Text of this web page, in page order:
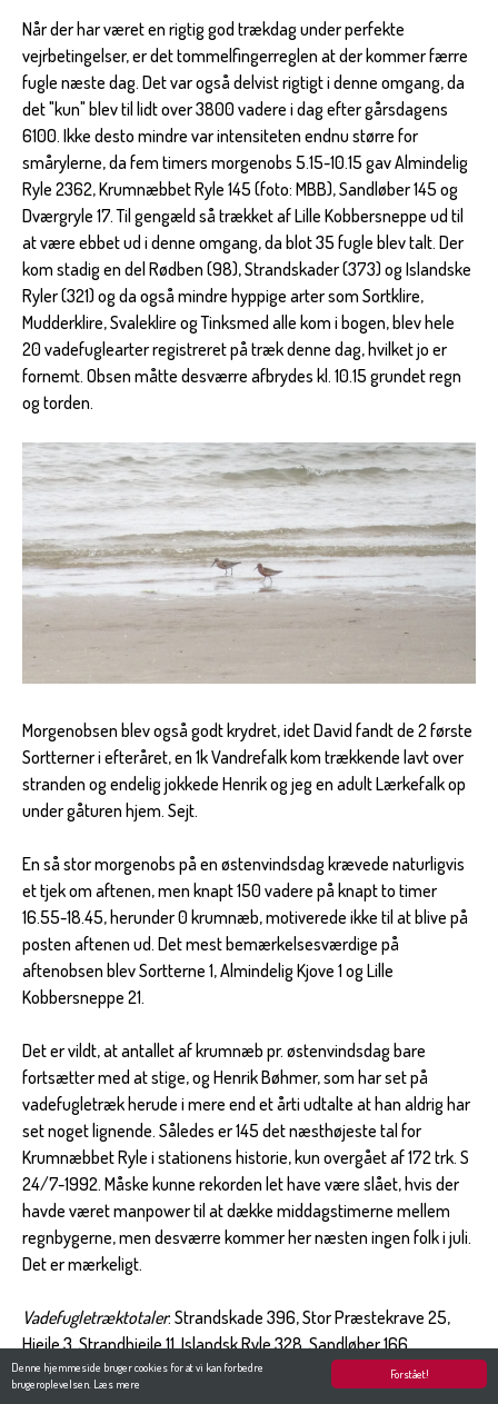
Forstået!
Denne hjemmeside bruger cookies for at vi kan forbedre
brugeroplevelsen. Læs mere
Når der har været en rigtig god trækdag under perfekte
vejrbetingelser, er det tommelfingerreglen at der kommer færre
fugle næste dag. Det var også delvist rigtigt i denne omgang, da
det "kun" blev til lidt over 3800 vadere i dag efter gårsdagens
6100. Ikke desto mindre var intensiteten endnu større for
smårylerne, da fem timers morgenobs 5.15-10.15 gav Almindelig
Ryle 2362, Krumnæbbet Ryle 145 (foto: MBB), Sandløber 145 og
Dværgryle 17. Til gengæld så trækket af Lille Kobbersneppe ud til
at være ebbet ud i denne omgang, da blot 35 fugle blev talt. Der
kom stadig en del Rødben (98), Strandskader (373) og Islandske
Ryler (321) og da også mindre hyppige arter som Sortklire,
Mudderklire, Svaleklire og Tinksmed alle kom i bogen, blev hele
20 vadefuglearter registreret på træk denne dag, hvilket jo er
fornemt. Obsen måtte desværre afbrydes kl. 10.15 grundet regn
og torden.
Morgenobsen blev også godt krydret, idet David fandt de 2 første
Sortterner i efteråret, en 1k Vandrefalk kom trækkende lavt over
stranden og endelig jokkede Henrik og jeg en adult Lærkefalk op
under gåturen hjem. Sejt.
En så stor morgenobs på en østenvindsdag krævede naturligvis
et tjek om aftenen, men knapt 150 vadere på knapt to timer
16.55-18.45, herunder 0 krumnæb, motiverede ikke til at blive på
posten aftenen ud. Det mest bemærkelsesværdige på
aftenobsen blev Sortterne 1, Almindelig Kjove 1 og Lille
Kobbersneppe 21.
Det er vildt, at antallet af krumnæb pr. østenvindsdag bare
fortsætter med at stige, og Henrik Bøhmer, som har set på
vadefugletræk herude i mere end et årti udtalte at han aldrig har
set noget lignende. Således er 145 det næsthøjeste tal for
Krumnæbbet Ryle i stationens historie, kun overgået af 172 trk. S
24/7-1992. Måske kunne rekorden let have være slået, hvis der
havde været manpower til at dække middagstimerne mellem
regnbygerne, men desværre kommer her næsten ingen folk i juli.
Det er mærkeligt.
Vadefugletræktotaler: Strandskade 396, Stor Præstekrave 25,
Hjejle 3, Strandhjejle 11, Islandsk Ryle 328, Sandløber 166,
Dværgryle 17, Krumnæbbet Ryle 145, Almindelig Ryle 2419,
Dobbeltbekkasin 3, Lille Kobbersneppe 56, Småspove 32,